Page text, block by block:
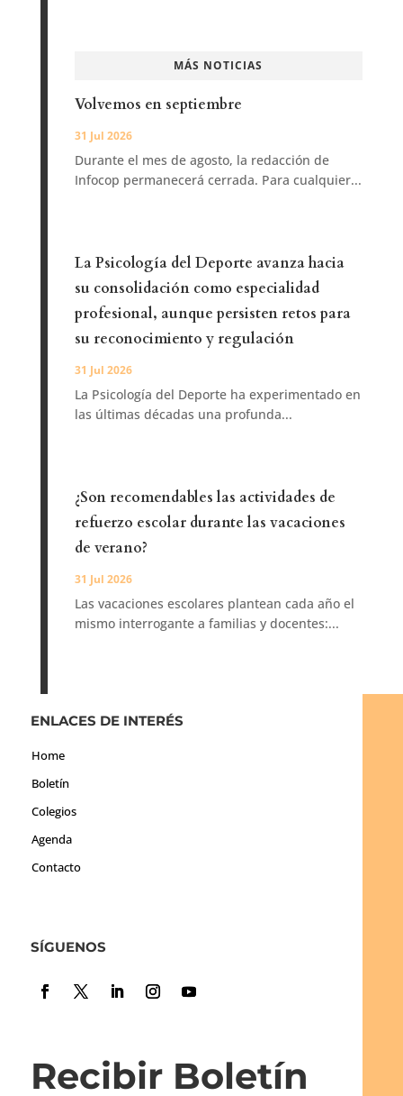
MÁS NOTICIAS
Volvemos en septiembre
31 Jul 2026
Durante el mes de agosto, la redacción de
Infocop permanecerá cerrada. Para cualquier...
La Psicología del Deporte avanza hacia
su consolidación como especialidad
profesional, aunque persisten retos para
su reconocimiento y regulación
31 Jul 2026
La Psicología del Deporte ha experimentado en
las últimas décadas una profunda...
¿Son recomendables las actividades de
refuerzo escolar durante las vacaciones
de verano?
31 Jul 2026
Las vacaciones escolares plantean cada año el
mismo interrogante a familias y docentes:...
ENLACES DE INTERÉS
Home
Boletín
Colegios
Agenda
Contacto
SÍGUENOS
Recibir Boletín